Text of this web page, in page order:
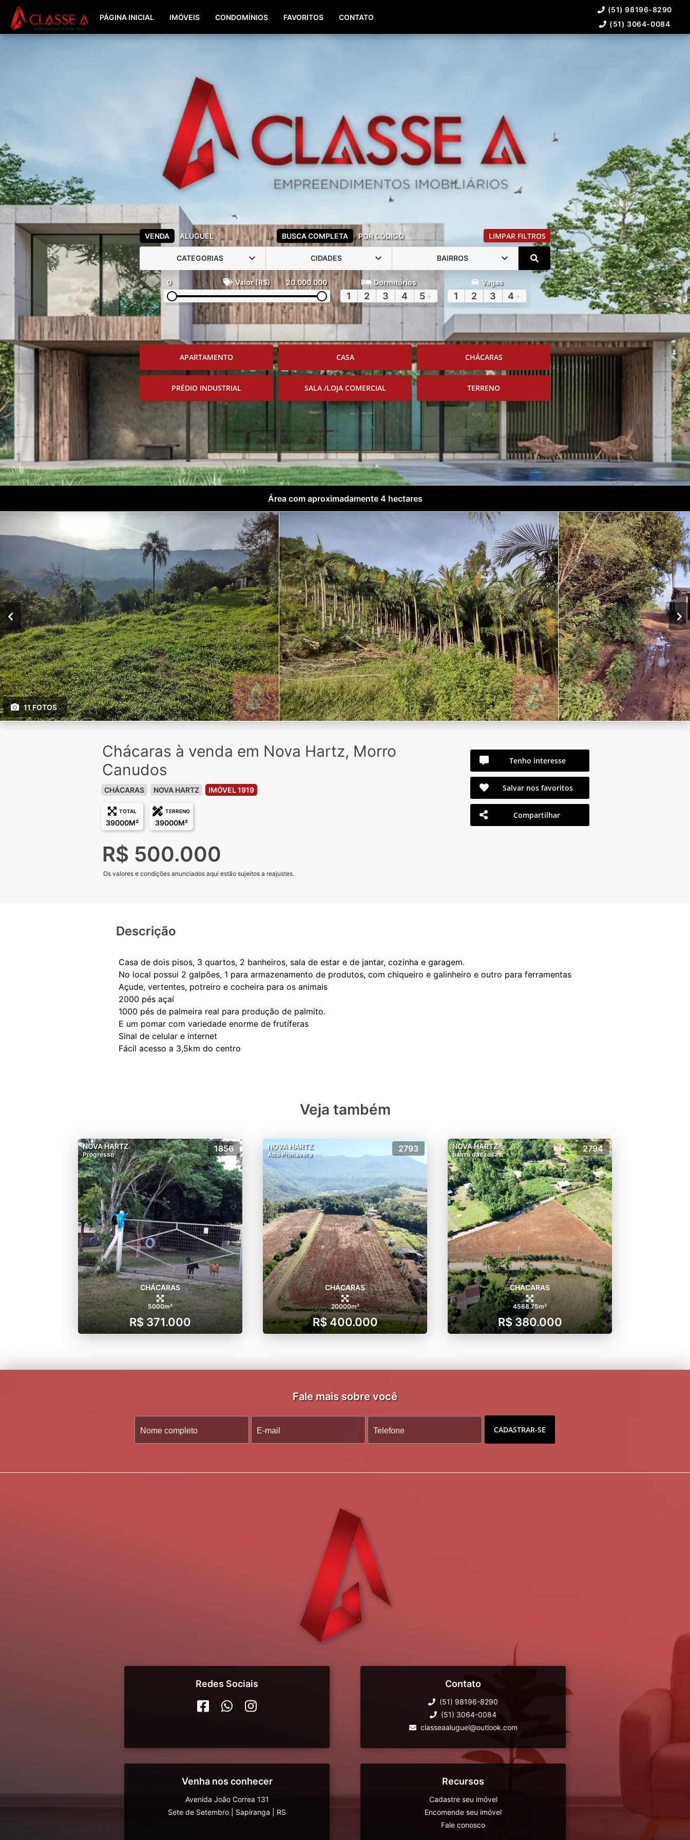
(51) 98196-8290 (51) 3064-0084
PÁGINA INICIAL IMÓVEIS CONDOMÍNIOS FAVORITOS CONTATO
(51) 98196-8290
(51) 3064-0084
VENDA ALUGUEL BUSCA COMPLETA POR CÓDIGO LIMPAR FILTROS
CATEGORIAS CIDADES BAIRROS
0 Valor (R$) 20.000.000 Dormitórios
1 2 3 4 5+
Vagas
1 2 3 4 +
APARTAMENTO CASA CHÁCARAS
PRÉDIO INDUSTRIAL SALA /LOJA COMERCIAL TERRENO
Área com aproximadamente 4 hectares
11 FOTOS
Chácaras à venda em Nova Hartz, Morro
Canudos
CHÁCARAS NOVA HARTZ IMÓVEL 1919
TOTAL
39000M²
TERRENO
39000M²
R$ 500.000
Os valores e condições anunciados aqui estão sujeitos a reajustes.
Tenho interesse
Salvar nos favoritos
Compartilhar
Descrição
Casa de dois pisos, 3 quartos, 2 banheiros, sala de estar e de jantar, cozinha e garagem.
No local possui 2 galpões, 1 para armazenamento de produtos, com chiqueiro e galinheiro e outro para ferramentas
Açude, vertentes, potreiro e cocheira para os animais
2000 pés açaí
1000 pés de palmeira real para produção de palmito.
E um pomar com variedade enorme de frutíferas
Sinal de celular e internet
Veja também
NOVA HARTZ
Progresso
1856
CHÁCARAS
5000m²
R$ 371.000
NOVA HARTZ
Alto Primavera
2793
CHÁCARAS
20000m²
R$ 400.000
NOVA HARTZ
bairro das rosas
2794
CHÁCARAS
4568.75m²
R$ 380.000
Fale mais sobre você
CADASTRAR-SE
Redes Sociais Contato
(51) 98196-8290
(51) 3064-0084
classeaaluguel@outlook.com
Venha nos conhecer
Avenida João Correa 131
Sete de Setembro
Sapiranga RS
Recursos
Cadastre seu imóvel
Encomende seu imóvel
Fale conosco